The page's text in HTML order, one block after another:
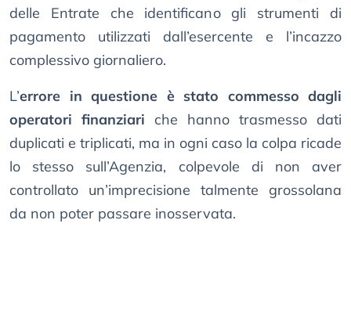
delle Entrate che identificano gli strumenti di
pagamento utilizzati dall’esercente e l’incazzo
complessivo giornaliero.
L’errore in questione è stato commesso dagli
operatori finanziari che hanno trasmesso dati
duplicati e triplicati, ma in ogni caso la colpa ricade
lo stesso sull’Agenzia, colpevole di non aver
controllato un’imprecisione talmente grossolana
da non poter passare inosservata.